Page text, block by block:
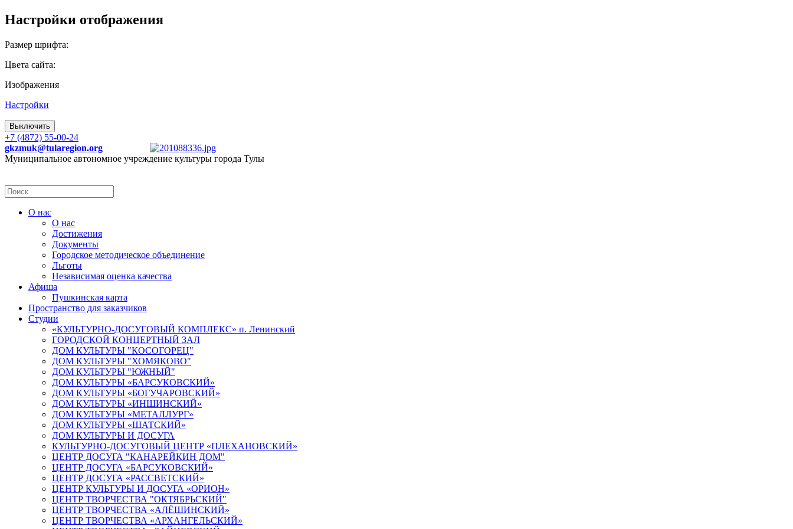
Настройки отображения
Размер шрифта:
Цвета сайта:
Изображения
Настройки
Выключить
+7 (4872) 55-00-24
gkzmuk@tularegion.org
Муниципальное автономное учреждение культуры города Тулы
О нас
О нас
Достижения
Документы
Городское методическое объединение
Льготы
Независимая оценка качества
Афиша
Пушкинская карта
Пространство для заказчиков
Студии
«КУЛЬТУРНО-ДОСУГОВЫЙ КОМПЛЕКС» п. Ленинский
ГОРОДСКОЙ КОНЦЕРТНЫЙ ЗАЛ
ДОМ КУЛЬТУРЫ "КОСОГОРЕЦ"
ДОМ КУЛЬТУРЫ "ХОМЯКОВО"
ДОМ КУЛЬТУРЫ "ЮЖНЫЙ"
ДОМ КУЛЬТУРЫ «БАРСУКОВСКИЙ»
ДОМ КУЛЬТУРЫ «БОГУЧАРОВСКИЙ»
ДОМ КУЛЬТУРЫ «ИНШИНСКИЙ»
ДОМ КУЛЬТУРЫ «МЕТАЛЛУРГ»
ДОМ КУЛЬТУРЫ «ШАТСКИЙ»
ДОМ КУЛЬТУРЫ И ДОСУГА
КУЛЬТУРНО-ДОСУГОВЫЙ ЦЕНТР «ПЛЕХАНОВСКИЙ»
ЦЕНТР ДОСУГА "КАНАРЕЙКИН ДОМ"
ЦЕНТР ДОСУГА «БАРСУКОВСКИЙ»
ЦЕНТР ДОСУГА «РАССВЕТСКИЙ»
ЦЕНТР КУЛЬТУРЫ И ДОСУГА «ОРИОН»
ЦЕНТР ТВОРЧЕСТВА "ОКТЯБРЬСКИЙ"
ЦЕНТР ТВОРЧЕСТВА «АЛЁШИНСКИЙ»
ЦЕНТР ТВОРЧЕСТВА «АРХАНГЕЛЬСКИЙ»